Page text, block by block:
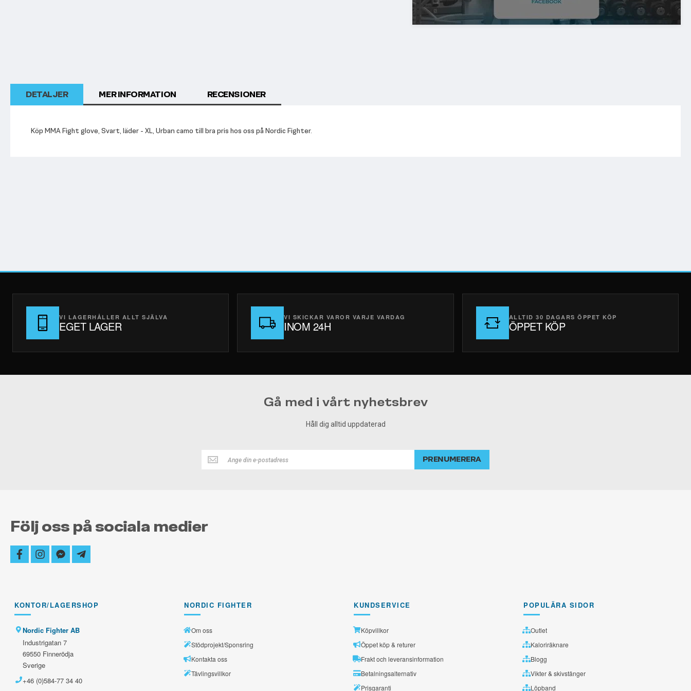
DETALJER
Köp MMA Fight glove, Svart, läder - XL, Urban camo till bra pris hos oss på Nordic Fighter.
MER INFORMATION RECENSIONER
VI LAGERHÅLLER ALLT SJÄLVA
EGET LAGER
VI SKICKAR VAROR VARJE VARDAG
INOM 24H
ALLTID 30 DAGARS ÖPPET KÖP
ÖPPET KÖP
Gå med i vårt nyhetsbrev
Håll dig alltid uppdaterad
Håll
dig
PRENUMERERA
Följ oss på sociala medier
facebookinstagram
facebook-
messenger
telegram-
plane
KONTOR/LAGERSHOP
Nordic Fighter AB
Industrigatan 7
69550 Finnerödja
Sverige
+46 (0)584-77 34 40
NORDIC FIGHTER
Om oss
Stödprojekt/Sponsring
Kontakta oss
Tävlingsvillkor
KUNDSERVICE
Köpvillkor
Öppet köp & returer
Frakt och leveransinformation
Betalningsalternativ
Prisgaranti
POPULÄRA SIDOR
Outlet
Kaloriräknare
Blogg
Vikter & skivstänger
Löpband